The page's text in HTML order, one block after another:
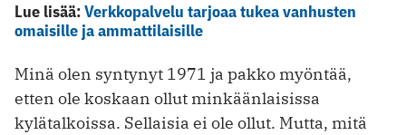
Lue lisää:Verkkopalvelu tarjoaa tukea vanhusten
omaisille ja ammattilaisille
Minä olen syntynyt 1971 ja pakko myöntää,
etten ole koskaan ollut minkäänlaisissa
kylätalkoissa. Sellaisia ei ole ollut. Mutta, mitä